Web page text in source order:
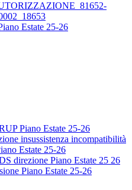
Estate 25-26
Piano Estate 25-26
insussistenza incompatibilità
Estate 25-26
direzione Piano Estate 25 26
Piano Estate 25-26